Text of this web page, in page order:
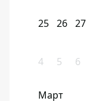
25 26 27
4 5 6
Март